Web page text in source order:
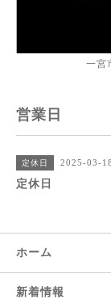
一宮
営業日
定休日 2025-03-
定休日
ホーム
新着情報